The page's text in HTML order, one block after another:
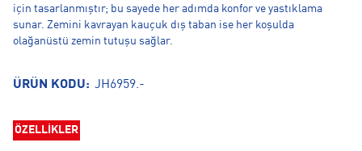
için tasarlanmıştır; bu sayede her adımda konfor ve yastıklama
sunar. Zemini kavrayan kauçuk dış taban ise her koşulda
olağanüstü zemin tutuşu sağlar.
ÜRÜN KODU: JH6959.-
ÖZELLİKLER